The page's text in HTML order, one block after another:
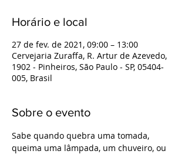
Horário e local
27 de fev. de 2021, 09:00 – 13:00
Cervejaria Zuraffa, R. Artur de Azevedo,
1902 - Pinheiros, São Paulo - SP, 05404-
005, Brasil
Sobre o evento
Sabe quando quebra uma tomada,
queima uma lâmpada, um chuveiro, ou